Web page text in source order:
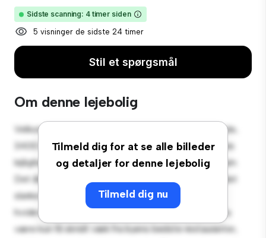
Sidste scanning: 4 timer siden
5 visninger de sidste 24 timer
Stil et spørgsmål
Om denne lejebolig
Tilmeld dig for at se alle billeder
og detaljer for denne lejebolig
Tilmeld dig nu
Velkommen til dit nye byferiested på Helsingørsgade,
3400 Hillerød, Danmark! Denne moderne 4-værelses
lejlighed tilbyder et stilfuldt og hyggeligt opholdsrum.
Det åbne koncept er perfekt til at underholde, og det
slanke køkken er udstyret med de bedste hårde
hvidevarer. Med sin førsteklasses beliggenhed vil du
være kun få skridt væk fra byens bedste restauranter,